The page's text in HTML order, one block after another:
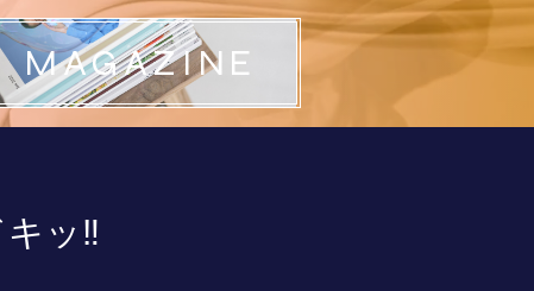
MAGAZINE
キッ‼